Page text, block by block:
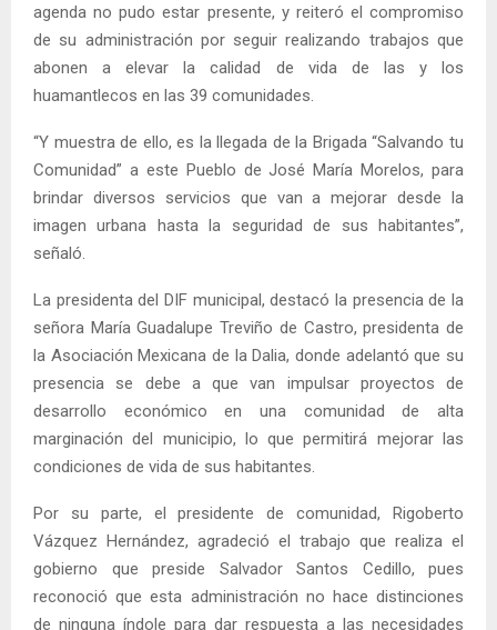
agenda no pudo estar presente, y reiteró el compromiso
de su administración por seguir realizando trabajos que
abonen a elevar la calidad de vida de las y los
huamantlecos en las 39 comunidades.
“Y muestra de ello, es la llegada de la Brigada “Salvando tu
Comunidad” a este Pueblo de José María Morelos, para
brindar diversos servicios que van a mejorar desde la
imagen urbana hasta la seguridad de sus habitantes”,
señaló.
La presidenta del DIF municipal, destacó la presencia de la
señora María Guadalupe Treviño de Castro, presidenta de
la Asociación Mexicana de la Dalia, donde adelantó que su
presencia se debe a que van impulsar proyectos de
desarrollo económico en una comunidad de alta
marginación del municipio, lo que permitirá mejorar las
condiciones de vida de sus habitantes.
Por su parte, el presidente de comunidad, Rigoberto
Vázquez Hernández, agradeció el trabajo que realiza el
gobierno que preside Salvador Santos Cedillo, pues
reconoció que esta administración no hace distinciones
de ninguna índole para dar respuesta a las necesidades